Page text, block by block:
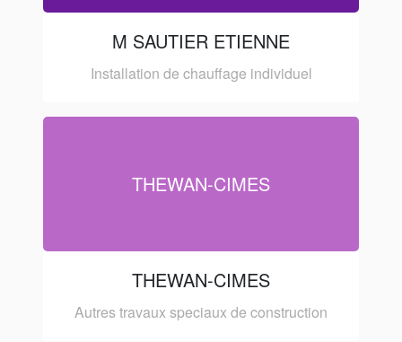
M SAUTIER ETIENNE
Installation de chauffage individuel
THEWAN-CIMES
THEWAN-CIMES
Autres travaux speciaux de construction